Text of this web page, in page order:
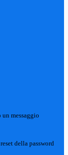
messaggio
della password